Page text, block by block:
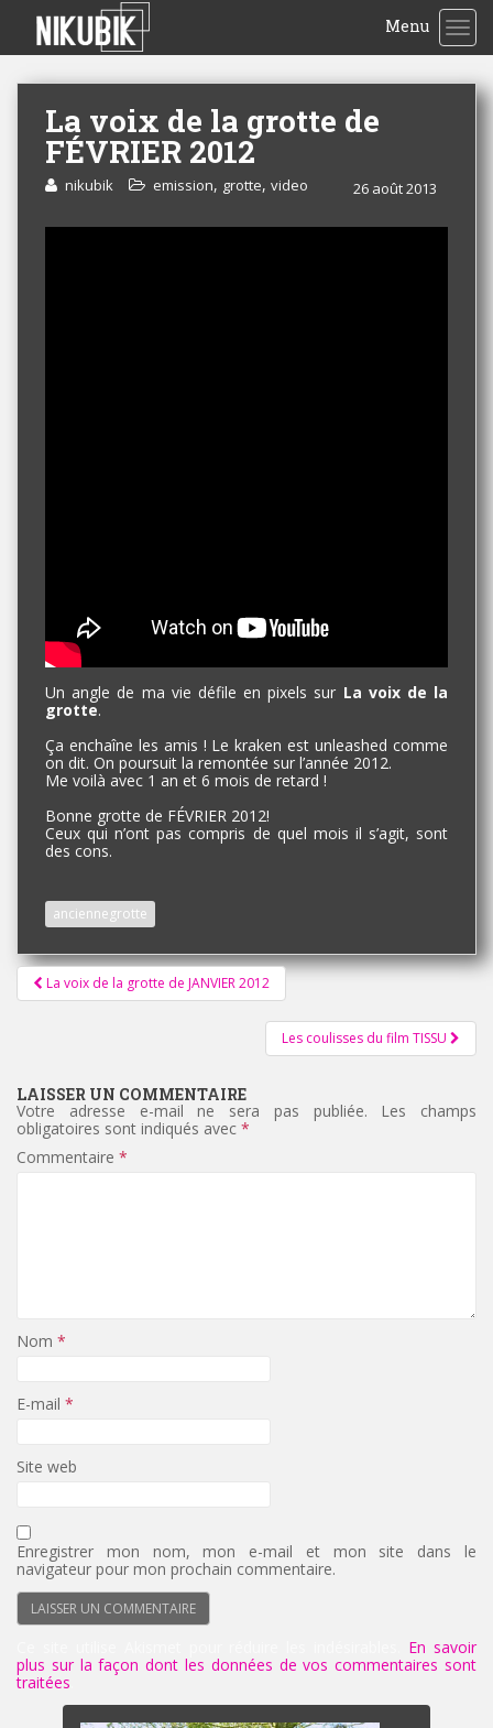
Menu
La voix de la grotte de
FÉVRIER 2012
26 août 2013
nikubik emission, grotte, video
Un angle de ma vie défile en pixels sur La voix de la
grotte.
Ça enchaîne les amis ! Le kraken est unleashed comme
on dit. On poursuit la remontée sur l’année 2012.
Me voilà avec 1 an et 6 mois de retard !
Bonne grotte de FÉVRIER 2012!
Ceux qui n’ont pas compris de quel mois il s’agit, sont
des cons.
anciennegrotte
Pagination
d'article
La voix de la grotte de JANVIER 2012
Les coulisses du film TISSU
LAISSER UN COMMENTAIRE
Votre adresse e-mail ne sera pas publiée.
Les champs
obligatoires sont indiqués avec *
Commentaire *
Nom *
E-mail *
Site web
Enregistrer mon nom, mon e-mail et mon site dans le
navigateur pour mon prochain commentaire.
En savoir
plus sur la façon dont les données de vos commentaires sont
traitées